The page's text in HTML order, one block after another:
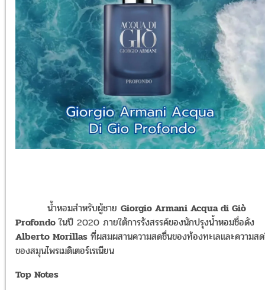
น้ำหอมสำหรับผู้ชาย Giorgio Armani Acqua di Giò
Profondoในปี 2020 ภายใต้การรังสรรค์ของนักปรุงน้ำหอมชื่อดัง
Alberto Morillas ที่ผสมผสานความสดชื่นของท้องทะเลและความส
ของสมุนไพรเมดิเตอร์เรเนียน
Top Notes